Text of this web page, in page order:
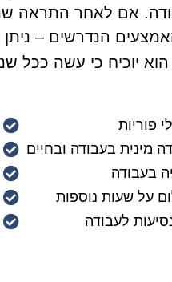
אם לאחר התראה
הנדרשים –
יוכיח כי עשה ככל
פוריות
מינית בעבודה ובחיים
בעבודה
על שעות נוספות
לעבודה